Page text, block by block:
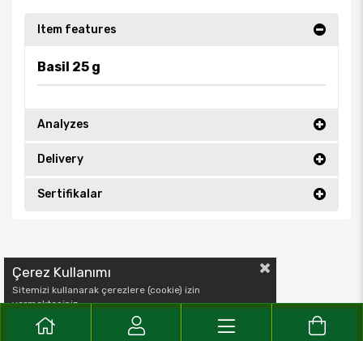
Item features
Basil 25 g
Analyzes
Delivery
Sertifikalar
Çerez Kullanımı
Sitemizi kullanarak çerezlere (cookie) izin
vermektesiniz.
Detaylı bilgi için
Çerez Politika 'mızı inceleyebilirsiniz.